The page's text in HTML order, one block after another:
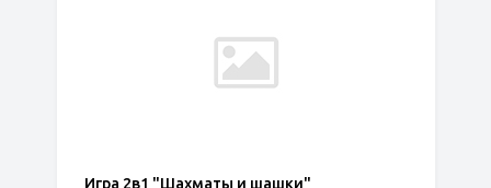
Игра 2в1 "Шахматы и шашки"